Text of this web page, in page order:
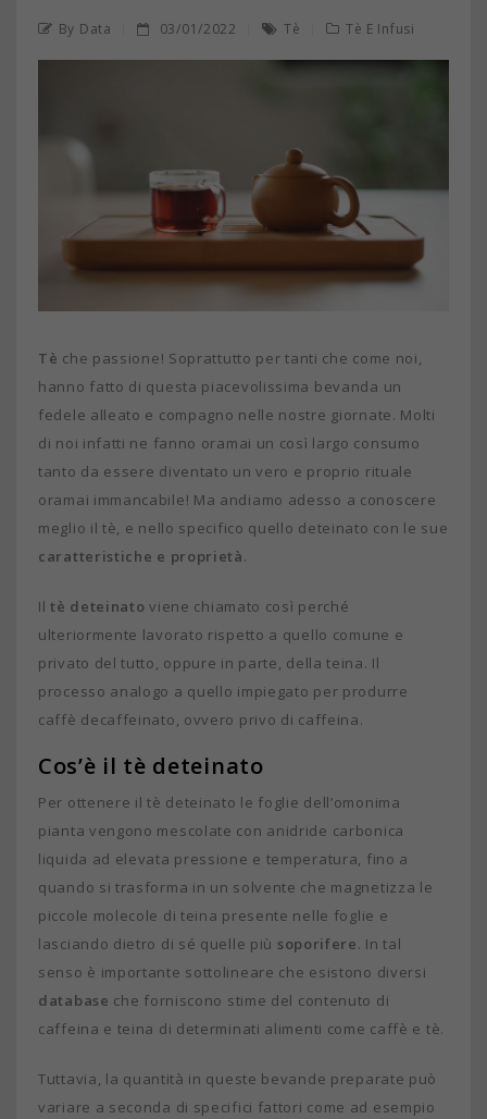
By Data 03/01/2022 Tè Tè E Infusi
Tè che passione! Soprattutto per tanti che come noi,
hanno fatto di questa piacevolissima bevanda un
fedele alleato e compagno nelle nostre giornate. Molti
di noi infatti ne fanno oramai un così largo consumo
tanto da essere diventato un vero e proprio rituale
oramai immancabile! Ma andiamo adesso a conoscere
meglio il tè, e nello specifico quello deteinato con le sue
caratteristiche e proprietà.
Iltè deteinato viene chiamato così perché
ulteriormente lavorato rispetto a quello comune e
privato del tutto, oppure in parte, della teina. Il
processo analogo a quello impiegato per produrre
caffè decaffeinato, ovvero privo di caffeina.
Cos’è il tè deteinato
Per ottenere il tè deteinato le foglie dell’omonima
pianta vengono mescolate con anidride carbonica
liquida ad elevata pressione e temperatura, fino a
quando si trasforma in un solvente che magnetizza le
piccole molecole di teina presente nelle foglie e
lasciando dietro di sé quelle più soporifere. In tal
senso è importante sottolineare che esistono diversi
database che forniscono stime del contenuto di
caffeina e teina di determinati alimenti come caffè e tè.
Tuttavia, la quantità in queste bevande preparate può
variare a seconda di specifici fattori come ad esempio